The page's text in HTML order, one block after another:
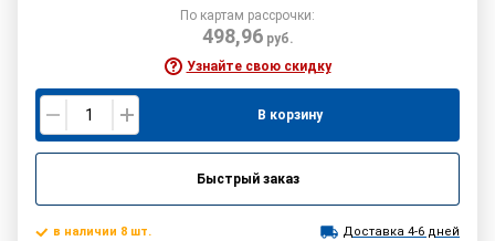
По картам рассрочки:
498,96руб.
Узнайте свою скидку
В корзину
Быстрый заказ
в наличии 8 шт. Доставка 4-6 дней